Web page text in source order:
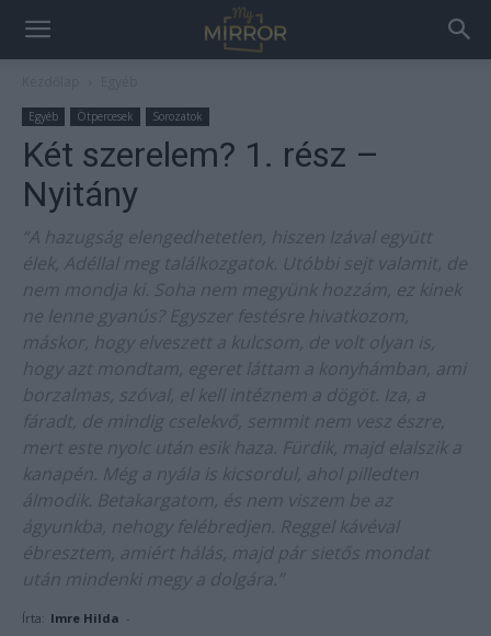
Egyéb Ötpercesek Sorozatok
Két szerelem? 1. rész –
Nyitány
“A hazugság elengedhetetlen, hiszen Izával együtt
élek, Adéllal meg találkozgatok. Utóbbi sejt valamit, de
nem mondja ki. Soha nem megyünk hozzám, ez kinek
ne lenne gyanús? Egyszer festésre hivatkozom,
máskor, hogy elveszett a kulcsom, de volt olyan is,
hogy azt mondtam, egeret láttam a konyhámban, ami
borzalmas, szóval, el kell intéznem a dögöt. Iza, a
fáradt, de mindig cselekvő, semmit nem vesz észre,
mert este nyolc után esik haza. Fürdik, majd elalszik a
kanapén. Még a nyála is kicsordul, ahol pilledten
álmodik. Betakargatom, és nem viszem be az
ágyunkba, nehogy felébredjen. Reggel kávéval
ébresztem, amiért hálás, majd pár sietős mondat
után mindenki megy a dolgára.”
Írta: Imre Hilda -